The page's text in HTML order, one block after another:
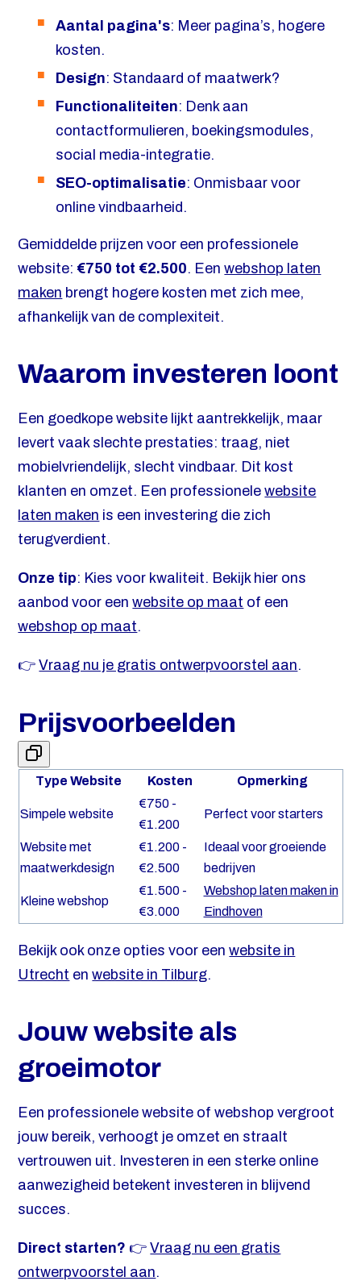
Aantal pagina's: Meer pagina’s, hogere
kosten.
Design: Standaard of maatwerk?
Functionaliteiten: Denk aan
contactformulieren, boekingsmodules,
social media-integratie.
SEO-optimalisatie: Onmisbaar voor
online vindbaarheid.
Gemiddelde prijzen voor een professionele
website: €750 tot €2.500. Eenwebshop laten
maken brengt hogere kosten met zich mee,
afhankelijk van de complexiteit.
Waarom investeren loont
Een goedkope website lijkt aantrekkelijk, maar
levert vaak slechte prestaties: traag, niet
mobielvriendelijk, slecht vindbaar. Dit kost
klanten en omzet. Een professionelewebsite
laten maken is een investering die zich
terugverdient.
Onze tip: Kies voor kwaliteit. Bekijk hier ons
aanbod voor eenwebsite op maat of een
webshop op maat.
👉Vraag nu je gratis ontwerpvoorstel aan.
Prijsvoorbeelden
Type Website Kosten Opmerking
Simpele website
€750 -
€1.200
Perfect voor starters
Website met
maatwerkdesign
€1.200 -
€2.500
Ideaal voor groeiende
bedrijven
Kleine webshop
€1.500 -
€3.000
Webshop laten maken in
Eindhoven
Bekijk ook onze opties voor eenwebsite in
Utrecht enwebsite in Tilburg.
Jouw website als
groeimotor
Een professionele website of webshop vergroot
jouw bereik, verhoogt je omzet en straalt
vertrouwen uit. Investeren in een sterke online
aanwezigheid betekent investeren in blijvend
succes.
Direct starten? 👉Vraag nu een gratis
ontwerpvoorstel aan.